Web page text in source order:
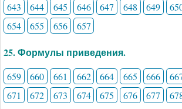
643
644 645 646 647 648 649
654
655 656 657
25. Формулы приведения.
659 660 661 662 664 665 666
671
672 673 674 675 676 677